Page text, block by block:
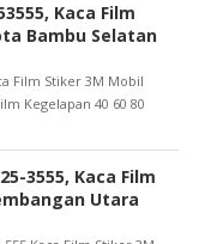
Kaca Film
Bambu Selatan
Film Stiker 3M Mobil
Kegelapan 40 60 80
3555, Kaca Film
Utara